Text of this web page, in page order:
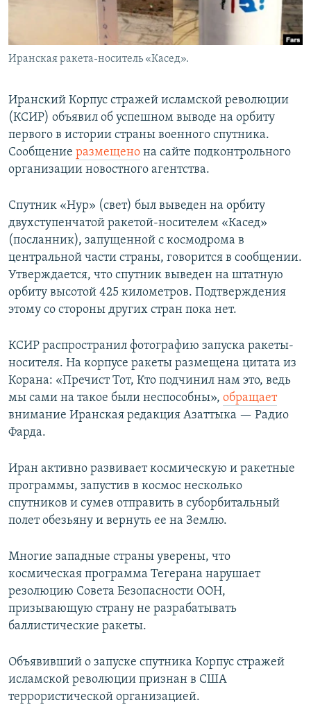
Иранская ракета-носитель «Касед».
Иранский Корпус стражей исламской революции
(КСИР) объявил об успешном выводе на орбиту
первого в истории страны военного спутника.
Сообщение размещено на сайте подконтрольного
организации новостного агентства.
Спутник «Нур» (свет) был выведен на орбиту
двухступенчатой ракетой-носителем «Касед»
(посланник), запущенной с космодрома в
центральной части страны, говорится в сообщении.
Утверждается, что спутник выведен на штатную
орбиту высотой 425 километров. Подтверждения
этому со стороны других стран пока нет.
КСИР распространил фотографию запуска ракеты-
носителя. На корпусе ракеты размещена цитата из
Корана: «Пречист Тот, Кто подчинил нам это, ведь
мы сами на такое были неспособны»,​ обращает
внимание Иранская редакция Азаттыка — Радио
Фарда.
Иран активно развивает космическую и ракетные
программы, запустив в космос несколько
спутников и сумев отправить в суборбитальный
полет обезьяну и вернуть ее на Землю.
Многие западные страны уверены, что
космическая программа Тегерана нарушает
резолюцию Совета Безопасности ООН,
призывающую страну не разрабатывать
баллистические ракеты.
Объявивший о запуске спутника Корпус стражей
исламской революции признан в США
террористической организацией.